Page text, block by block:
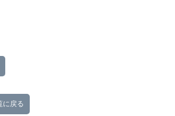
に戻る